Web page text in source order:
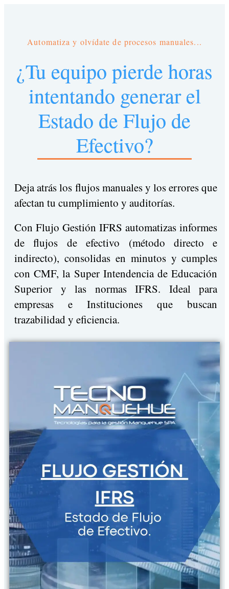
Automatiza y olvídate de procesos manuales...
¿Tu equipo pierde horas
intentando generar el
Estado de Flujo de
Efectivo?
Deja atrás los flujos manuales y los errores que
afectan tu cumplimiento y auditorías.
Con Flujo Gestión IFRS automatizas informes
de flujos de efectivo (método directo e
indirecto), consolidas en minutos y cumples
con CMF, la Super Intendencia de Educación
Superior y las normas IFRS. Ideal para
empresas e Instituciones que buscan
trazabilidad y eficiencia.